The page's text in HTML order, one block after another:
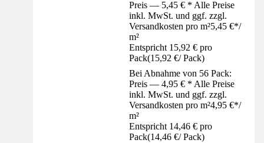
Preis — 5,45 € * Alle Preise
inkl. MwSt. und ggf. zzgl.
Versandkosten pro m²5,45 €*/
m²
Entspricht 15,92 € pro
Pack(15,92 €/ Pack)
Bei Abnahme von 56 Pack:
Preis — 4,95 € * Alle Preise
inkl. MwSt. und ggf. zzgl.
Versandkosten pro m²4,95 €*/
m²
Entspricht 14,46 € pro
Pack(14,46 €/ Pack)